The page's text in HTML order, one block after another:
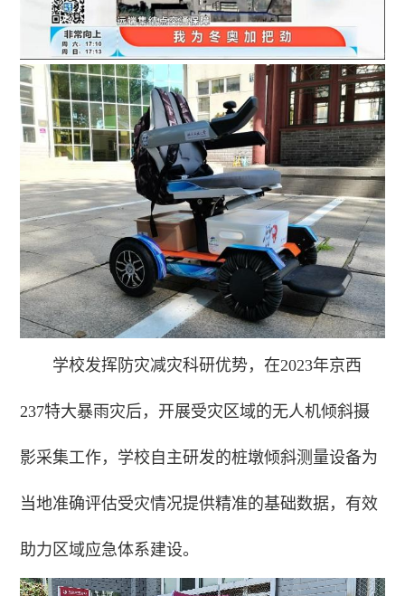
学校发挥防灾减灾科研优势，在2023年京西
237特大暴雨灾后，开展受灾区域的无人机倾斜摄
影采集工作，学校自主研发的桩墩倾斜测量设备为
当地准确评估受灾情况提供精准的基础数据，有效
助力区域应急体系建设。